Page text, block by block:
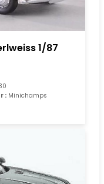
1/87
: Minichamps